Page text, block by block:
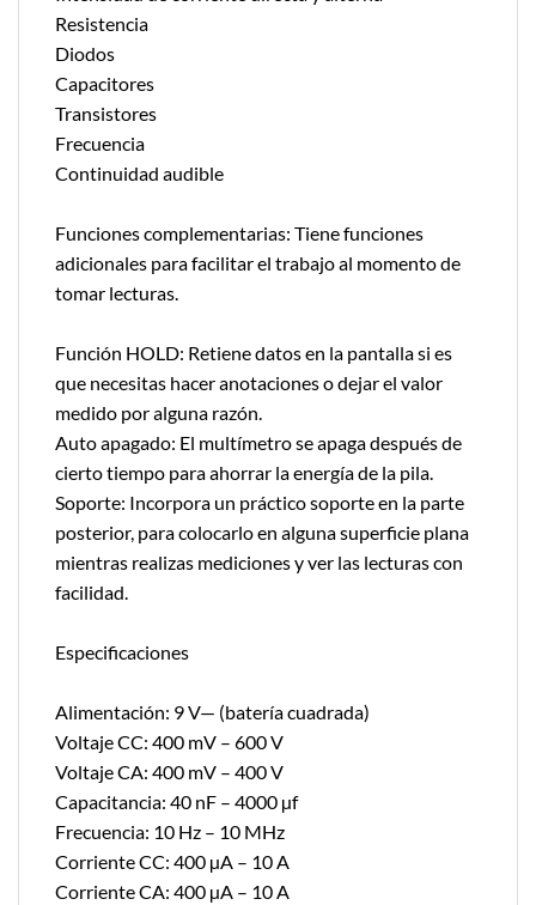
Resistencia
Diodos
Capacitores
Transistores
Frecuencia
Continuidad audible
Funciones complementarias: Tiene funciones
adicionales para facilitar el trabajo al momento de
tomar lecturas.
Función HOLD: Retiene datos en la pantalla si es
que necesitas hacer anotaciones o dejar el valor
medido por alguna razón.
Auto apagado: El multímetro se apaga después de
cierto tiempo para ahorrar la energía de la pila.
Soporte: Incorpora un práctico soporte en la parte
posterior, para colocarlo en alguna superficie plana
mientras realizas mediciones y ver las lecturas con
facilidad.
Especificaciones
Alimentación: 9 V— (batería cuadrada)
Voltaje CC: 400 mV – 600 V
Voltaje CA: 400 mV – 400 V
Capacitancia: 40 nF – 4000 µf
Frecuencia: 10 Hz – 10 MHz
Corriente CC: 400 µA – 10 A
Corriente CA: 400 µA – 10 A